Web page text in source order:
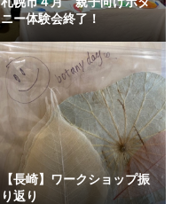
ニー体験会終了！
【長崎】ワークショップ振
り返り